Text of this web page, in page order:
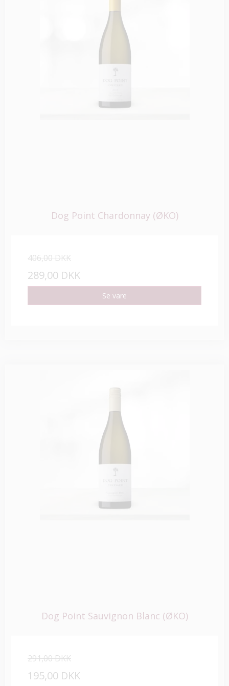
Dog Point Chardonnay (ØKO)
406,00 DKK
289,00 DKK
Se vare
Dog Point Sauvignon Blanc (ØKO)
291,00 DKK
195,00 DKK